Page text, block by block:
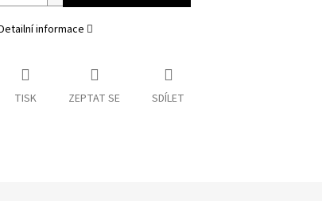
informace
TISK ZEPTAT SE SDÍLET